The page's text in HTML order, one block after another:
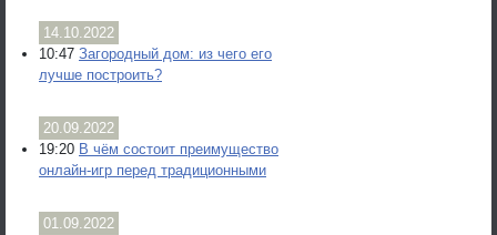
14.10.2022
10:47 Загородный дом: из чего его
лучше построить?
20.09.2022
19:20 В чём состоит преимущество
онлайн-игр перед традиционными
01.09.2022